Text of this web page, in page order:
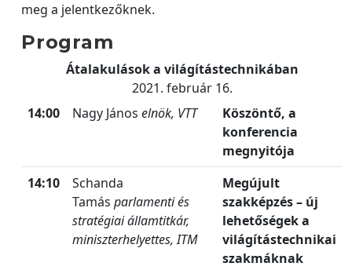
meg a jelentkezőknek.
Program
Átalakulások a világítástechnikában
2021. február 16.
14:00
Nagy János elnök, VTT
Köszöntő, a
konferencia
megnyitója
14:10
Schanda
Tamás parlamenti és
stratégiai államtitkár,
miniszterhelyettes, ITM
Megújult
szakképzés – új
lehetőségek a
világítástechnikai
szakmáknak